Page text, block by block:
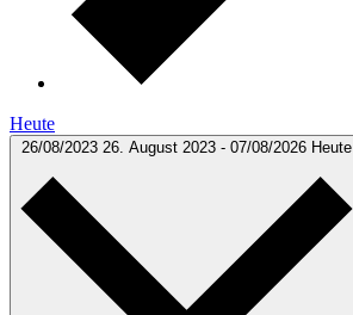
Heute
26/08/2023 26. August 2023 - 07/08/2026 Heute